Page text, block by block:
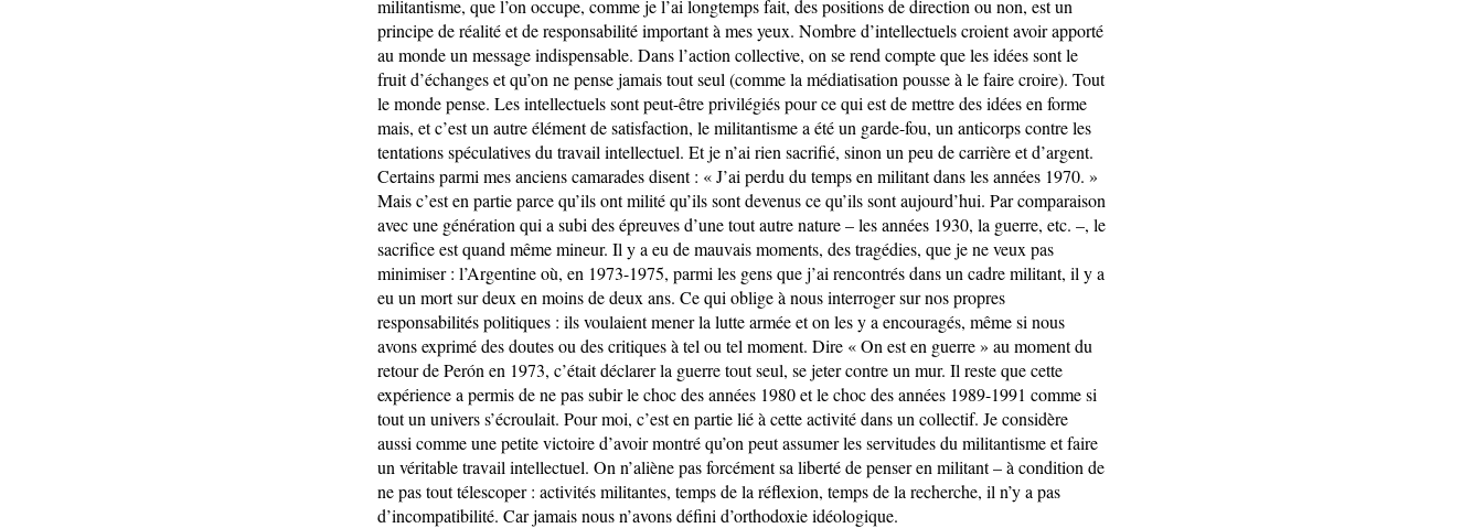
militantisme, que l’on occupe, comme je l’ai longtemps fait, des positions de direction ou non, est un
principe de réalité et de responsabilité important à mes yeux. Nombre d’intellectuels croient avoir apporté
au monde un message indispensable. Dans l’action collective, on se rend compte que les idées sont le
fruit d’échanges et qu’on ne pense jamais tout seul (comme la médiatisation pousse à le faire croire). Tout
le monde pense. Les intellectuels sont peut-être privilégiés pour ce qui est de mettre des idées en forme
mais, et c’est un autre élément de satisfaction, le militantisme a été un garde-fou, un anticorps contre les
tentations spéculatives du travail intellectuel. Et je n’ai rien sacrifié, sinon un peu de carrière et d’argent.
Certains parmi mes anciens camarades disent : « J’ai perdu du temps en militant dans les années 1970. »
Mais c’est en partie parce qu’ils ont milité qu’ils sont devenus ce qu’ils sont aujourd’hui. Par comparaison
avec une génération qui a subi des épreuves d’une tout autre nature – les années 1930, la guerre, etc. –, le
sacrifice est quand même mineur. Il y a eu de mauvais moments, des tragédies, que je ne veux pas
minimiser : l’Argentine où, en 1973-1975, parmi les gens que j’ai rencontrés dans un cadre militant, il y a
eu un mort sur deux en moins de deux ans. Ce qui oblige à nous interroger sur nos propres
responsabilités politiques : ils voulaient mener la lutte armée et on les y a encouragés, même si nous
avons exprimé des doutes ou des critiques à tel ou tel moment. Dire « On est en guerre » au moment du
retour de Perón en 1973, c’était déclarer la guerre tout seul, se jeter contre un mur. Il reste que cette
expérience a permis de ne pas subir le choc des années 1980 et le choc des années 1989-1991 comme si
tout un univers s’écroulait. Pour moi, c’est en partie lié à cette activité dans un collectif. Je considère
aussi comme une petite victoire d’avoir montré qu’on peut assumer les servitudes du militantisme et faire
un véritable travail intellectuel. On n’aliène pas forcément sa liberté de penser en militant – à condition de
ne pas tout télescoper : activités militantes, temps de la réflexion, temps de la recherche, il n’y a pas
d’incompatibilité. Car jamais nous n’avons défini d’orthodoxie idéologique.